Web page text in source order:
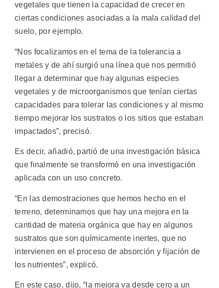
vegetales que tienen la capacidad de crecer en
ciertas condiciones asociadas a la mala calidad del
suelo, por ejemplo.
“Nos focalizamos en el tema de la tolerancia a
metales y de ahí surgió una línea que nos permitió
llegar a determinar que hay algunas especies
vegetales y de microorganismos que tenían ciertas
capacidades para tolerar las condiciones y al mismo
tiempo mejorar los sustratos o los sitios que estaban
impactados”, precisó.
Es decir, añadió, partió de una investigación básica
que finalmente se transformó en una investigación
aplicada con un uso concreto.
“En las demostraciones que hemos hecho en el
terreno, determinamos que hay una mejora en la
cantidad de materia orgánica que hay en algunos
sustratos que son químicamente inertes, que no
intervienen en el proceso de absorción y fijación de
los nutrientes”, explicó.
En este caso, dijo, “la mejora va desde cero a un